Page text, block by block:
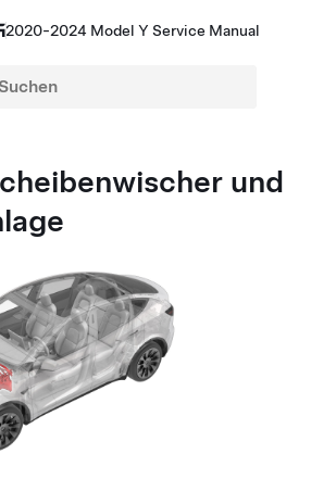
2020-2024 Model Y Service Manual
und